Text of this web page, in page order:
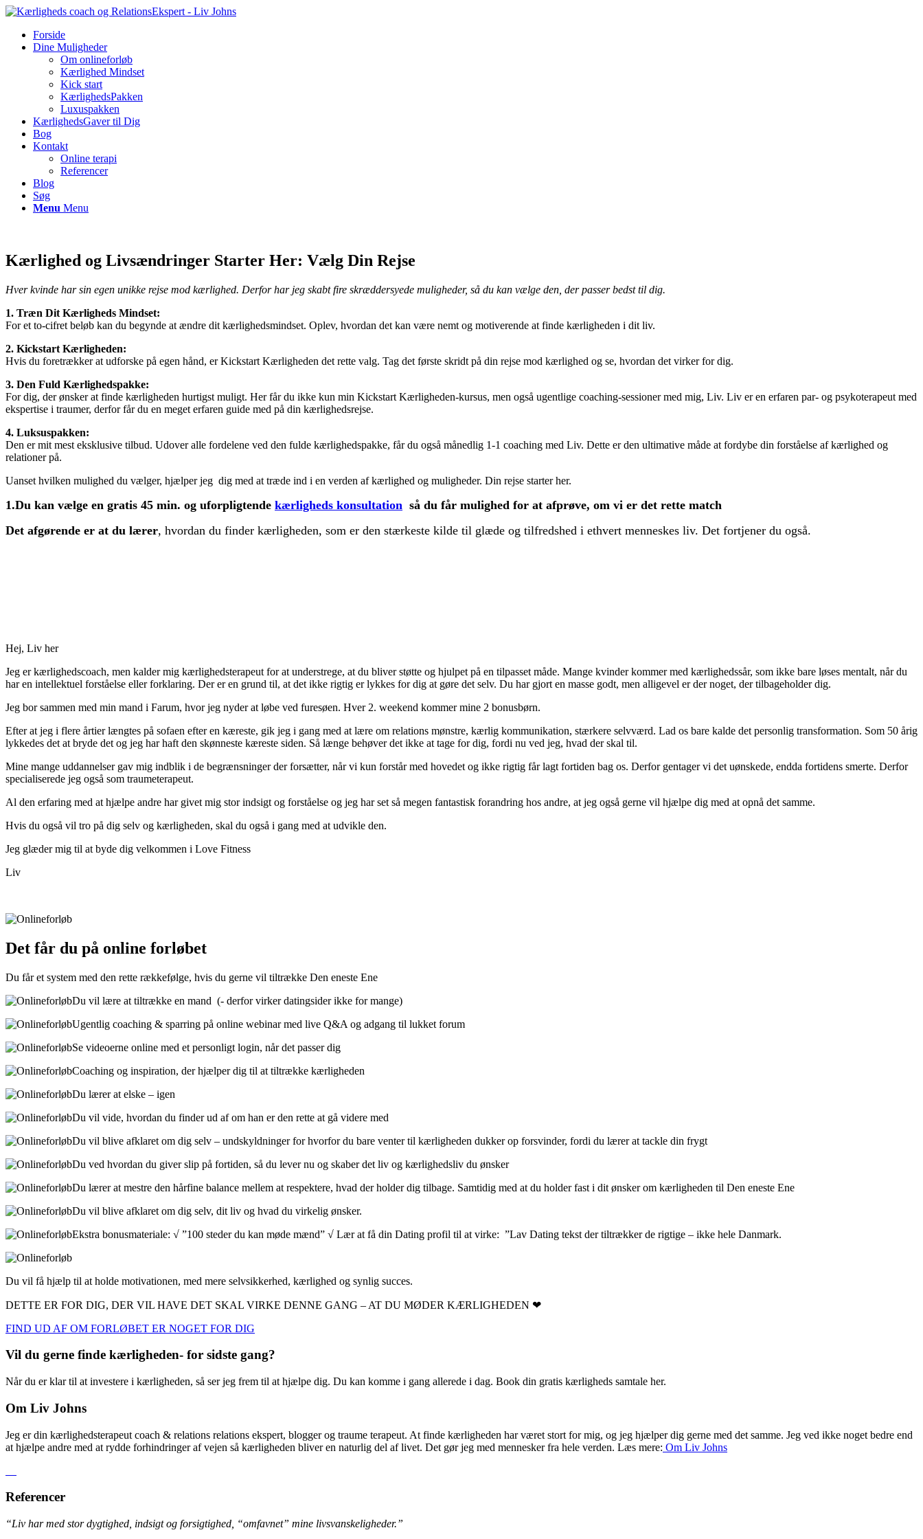
Forside
Dine Muligheder
Om onlineforløb
Kærlighed Mindset
Kick start
KærlighedsPakken
Luxuspakken
KærlighedsGaver til Dig
Bog
Kontakt
Online terapi
Referencer
Blog
Søg
Menu Menu
Kærlighed og Livsændringer Starter Her: Vælg Din Rejse
Hver kvinde har sin egen unikke rejse mod kærlighed. Derfor har jeg skabt fire skræddersyede muligheder, så du kan vælge den, der passer bedst til dig.
1. Træn Dit Kærligheds Mindset:
For et to-cifret beløb kan du begynde at ændre dit kærlighedsmindset. Oplev, hvordan det kan være nemt og motiverende at finde kærligheden i dit liv.
2. Kickstart Kærligheden:
Hvis du foretrækker at udforske på egen hånd, er Kickstart Kærligheden det rette valg. Tag det første skridt på din rejse mod kærlighed og se, hvordan det virker for dig.
3. Den Fuld Kærlighedspakke:
For dig, der ønsker at finde kærligheden hurtigst muligt. Her får du ikke kun min Kickstart Kærligheden-kursus, men også ugentlige coaching-sessioner med mig, Liv. Liv er en erfaren par- og psykoterapeut med
ekspertise i traumer, derfor får du en meget erfaren guide med på din kærlighedsrejse.
4. Luksuspakken:
Den er mit mest eksklusive tilbud. Udover alle fordelene ved den fulde kærlighedspakke, får du også månedlig 1-1 coaching med Liv. Dette er den ultimative måde at fordybe din forståelse af kærlighed og
relationer på.
Uanset hvilken mulighed du vælger, hjælper jeg dig med at træde ind i en verden af kærlighed og muligheder. Din rejse starter her.
1.Du kan vælge en gratis 45 min. og uforpligtende kærligheds konsultation så du får mulighed for at afprøve, om vi er det rette match
Det afgørende er at du lærer, hvordan du finder kærligheden, som er den stærkeste kilde til glæde og tilfredshed i ethvert menneskes liv. Det fortjener du også.
Hej, Liv her
Jeg er kærlighedscoach, men kalder mig kærlighedsterapeut for at understrege, at du bliver støtte og hjulpet på en tilpasset måde. Mange kvinder kommer med kærlighedssår, som ikke bare løses mentalt, når du
har en intellektuel forståelse eller forklaring. Der er en grund til, at det ikke rigtig er lykkes for dig at gøre det selv. Du har gjort en masse godt, men alligevel er der noget, der tilbageholder dig.
Jeg bor sammen med min mand i Farum, hvor jeg nyder at løbe ved furesøen. Hver 2. weekend kommer mine 2 bonusbørn.
Efter at jeg i flere årtier længtes på sofaen efter en kæreste, gik jeg i gang med at lære om relations mønstre, kærlig kommunikation, stærkere selvværd. Lad os bare kalde det personlig transformation. Som 50 årig
lykkedes det at bryde det og jeg har haft den skønneste kæreste siden. Så længe behøver det ikke at tage for dig, fordi nu ved jeg, hvad der skal til.
Mine mange uddannelser gav mig indblik i de begrænsninger der forsætter, når vi kun forstår med hovedet og ikke rigtig får lagt fortiden bag os. Derfor gentager vi det uønskede, endda fortidens smerte. Derfor
specialiserede jeg også som traumeterapeut.
Al den erfaring med at hjælpe andre har givet mig stor indsigt og forståelse og jeg har set så megen fantastisk forandring hos andre, at jeg også gerne vil hjælpe dig med at opnå det samme.
Hvis du også vil tro på dig selv og kærligheden, skal du også i gang med at udvikle den.
Jeg glæder mig til at byde dig velkommen i Love Fitness
Liv
Det får du på online forløbet
Du får et system med den rette rækkefølge, hvis du gerne vil tiltrække Den eneste Ene
Du vil lære at tiltrække en mand (- derfor virker datingsider ikke for mange)
Ugentlig coaching & sparring på online webinar med live Q&A og adgang til lukket forum
Se videoerne online med et personligt login, når det passer dig
Coaching og inspiration, der hjælper dig til at tiltrække kærligheden
Du lærer at elske – igen
Du vil vide, hvordan du finder ud af om han er den rette at gå videre med
Du vil blive afklaret om dig selv – undskyldninger for hvorfor du bare venter til kærligheden dukker op forsvinder, fordi du lærer at tackle din frygt
Du ved hvordan du giver slip på fortiden, så du lever nu og skaber det liv og kærlighedsliv du ønsker
Du lærer at mestre den hårfine balance mellem at respektere, hvad der holder dig tilbage. Samtidig med at du holder fast i dit ønsker om kærligheden til Den eneste Ene
Du vil blive afklaret om dig selv, dit liv og hvad du virkelig ønsker.
Ekstra bonusmateriale: √ ”100 steder du kan møde mænd” √ Lær at få din Dating profil til at virke: ”Lav Dating tekst der tiltrækker de rigtige – ikke hele Danmark.
Du vil få hjælp til at holde motivationen, med mere selvsikkerhed, kærlighed og synlig succes.
DETTE ER FOR DIG, DER VIL HAVE DET SKAL VIRKE DENNE GANG – AT DU MØDER KÆRLIGHEDEN ❤
FIND UD AF OM FORLØBET ER NOGET FOR DIG
Vil du gerne finde kærligheden- for sidste gang?
Når du er klar til at investere i kærligheden, så ser jeg frem til at hjælpe dig. Du kan komme i gang allerede i dag. Book din gratis kærligheds samtale her.
Om Liv Johns
Jeg er din kærlighedsterapeut coach & relations relations ekspert, blogger og traume terapeut. At finde kærligheden har været stort for mig, og jeg hjælper dig gerne med det samme. Jeg ved ikke noget bedre end
at hjælpe andre med at rydde forhindringer af vejen så kærligheden bliver en naturlig del af livet. Det gør jeg med mennesker fra hele verden. Læs mere: Om Liv Johns
Referencer
“Liv har med stor dygtighed, indsigt og forsigtighed, “omfavnet” mine livsvanskeligheder.”